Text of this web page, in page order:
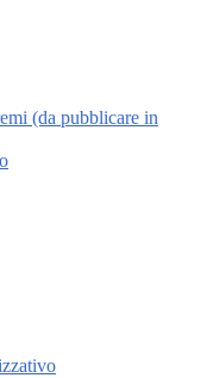
(da pubblicare in